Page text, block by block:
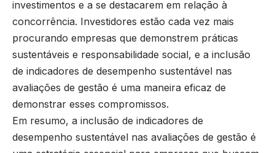
investimentos e a se destacarem em relação à
concorrência. Investidores estão cada vez mais
procurando empresas que demonstrem práticas
sustentáveis e responsabilidade social, e a inclusão
de indicadores de desempenho sustentável nas
avaliações de gestão é uma maneira eficaz de
demonstrar esses compromissos.
Em resumo, a inclusão de indicadores de
desempenho sustentável nas avaliações de gestão é